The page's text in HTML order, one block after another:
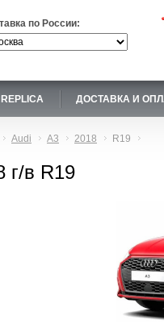
по России:
ДОСТАВКА И
Audi A3 2018 R19
г/в R19